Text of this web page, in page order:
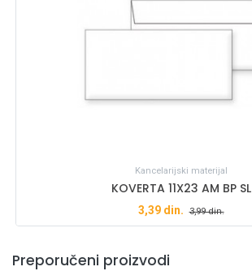
Kancelarijski materijal
KOVERTA 11X23 AM BP SL
3,39din. 3,99din.
Preporučeni proizvodi